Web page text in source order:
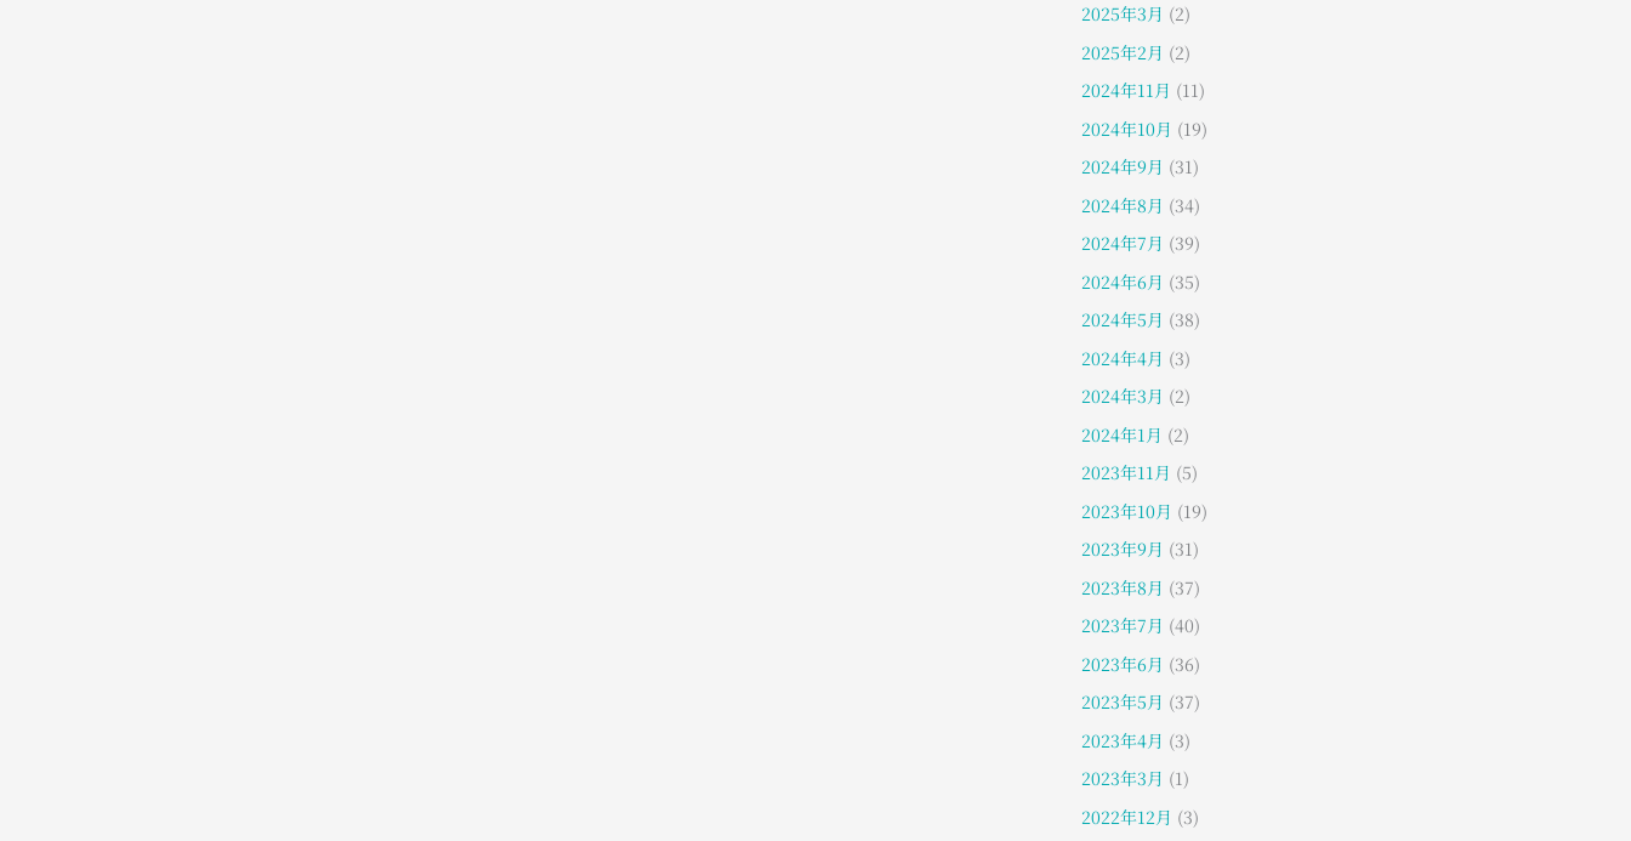
2025年3月 (2)
2025年2月 (2)
2024年11月 (11)
2024年10月 (19)
2024年9月 (31)
2024年8月 (34)
2024年7月 (39)
2024年6月 (35)
2024年5月 (38)
2024年4月 (3)
2024年3月 (2)
2024年1月 (2)
2023年11月 (5)
2023年10月 (19)
2023年9月 (31)
2023年8月 (37)
2023年7月 (40)
2023年6月 (36)
2023年5月 (37)
2023年4月 (3)
2023年3月 (1)
2022年12月 (3)